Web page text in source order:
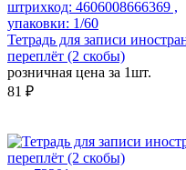
штрихкод: 4606008666369 ,
упаковки: 1/60
Тетрадь для записи
переплёт (2 скобы)
розничная цена за 1шт.
81 ₽